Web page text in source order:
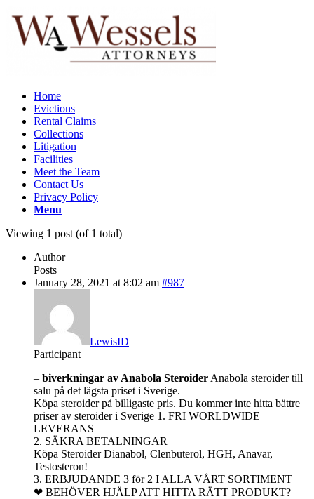
Home
Evictions
Rental Claims
Collections
Litigation
Facilities
Meet the Team
Contact Us
Privacy Policy
Menu
Viewing 1 post (of 1 total)
Author
Posts
January 28, 2021 at 8:02 am #987
LewisID
Participant
– biverkningar av Anabola Steroider Anabola steroider till
salu på det lägsta priset i Sverige.
Köpa steroider på billigaste pris. Du kommer inte hitta bättre
priser av steroider i Sverige 1. FRI WORLDWIDE
LEVERANS
2. SÄKRA BETALNINGAR
Köpa Steroider Dianabol, Clenbuterol, HGH, Anavar,
Testosteron!
3. ERBJUDANDE 3 för 2 I ALLA VÅRT SORTIMENT
❤ BEHÖVER HJÄLP ATT HITTA RÄTT PRODUKT?